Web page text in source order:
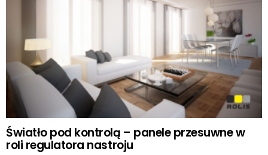
Światło pod kontrolą – panele przesuwne w
roli regulatora nastroju